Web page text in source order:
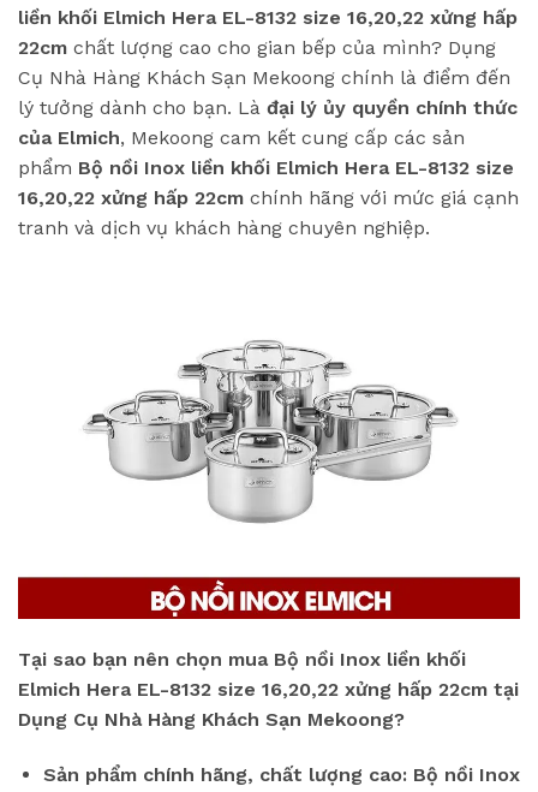
liền khối Elmich Hera EL-8132 size 16,20,22 xửng hấp
22cm chất lượng cao cho gian bếp của mình? Dụng
Cụ Nhà Hàng Khách Sạn Mekoong chính là điểm đến
lý tưởng dành cho bạn. Là đại lý ủy quyền chính thức
của Elmich, Mekoong cam kết cung cấp các sản
phẩm Bộ nồi Inox liền khối Elmich Hera EL-8132 size
16,20,22 xửng hấp 22cm chính hãng với mức giá cạnh
tranh và dịch vụ khách hàng chuyên nghiệp.
Tại sao bạn nên chọn mua Bộ nồi Inox liền khối
Elmich Hera EL-8132 size 16,20,22 xửng hấp 22cm tại
Dụng Cụ Nhà Hàng Khách Sạn Mekoong?
Sản phẩm chính hãng, chất lượng cao: Bộ nồi Inox